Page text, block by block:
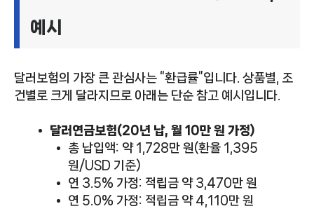
예시
달러보험의 가장 큰 관심사는 “환급률”입니다. 상품별, 조
건별로 크게 달라지므로 아래는 단순 참고 예시입니다.
달러연금보험(20년 납, 월 10만 원 가정)
총 납입액: 약 1,728만 원(환율 1,395
원/USD 기준)
연 3.5% 가정: 적립금 약 3,470만 원
연 5.0% 가정: 적립금 약 4,110만 원